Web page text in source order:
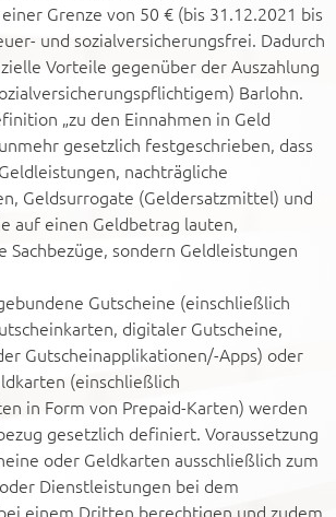
Grenze von 50 € (bis 31.12.2021 bis
und sozialversicherungsfrei. Dadurch
Vorteile gegenüber der Auszahlung
Barlohn.
„zu den Einnahmen in Geld
gesetzlich festgeschrieben, dass
nachträgliche
Geldsurrogate (Geld­ersatzmittel) und
auf einen Geldbetrag lauten,
Sachbezüge, sondern Geldleistungen
Gutscheine (einschließlich
digitaler Gutscheine,
Gutscheinapplikationen/-Apps) oder
(einschließlich
in Form von Prepaid-Karten) werden
gesetzlich definiert. Voraussetzung
oder Geldkarten ausschließlich zum
Dienstleistungen bei dem
einem Dritten berechtigen und zudem